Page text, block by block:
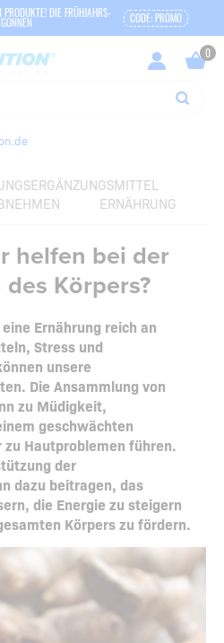
DIE FRÜHJAHRS- CODE: PROMO
ERNÄHRUNG
helfen bei der
Körpers?
Ernährung reich an
Stress und
unsere
Die Ansammlung von
zu Müdigkeit,
geschwächten
Hautproblemen führen.
der
dazu beitragen, das
die Energie zu steigern
Körpers zu fördern.